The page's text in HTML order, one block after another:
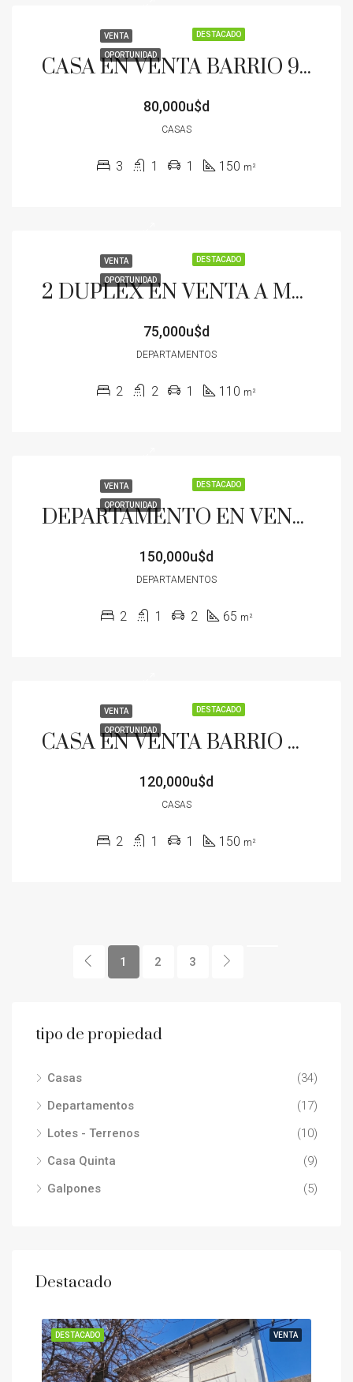
DESTACADO
VENTA
OPORTUNIDAD CASA EN VENTA BARRIO 9 DE JULIO COCHERA PATIO TERRAZA EXCELENTE UBICACION
80,000u$d
CASAS
3 1 1 150 m²
DESTACADO
VENTA
OPORTUNIDAD 2 DUPLEX EN VENTA A METROS DE AV CIRCUNVALACION Y AV ALVEAR COCHERA PATIO
75,000u$d
DEPARTAMENTOS
2 2 1 110 m²
DESTACADO
VENTA
OPORTUNIDAD DEPARTAMENTO EN VENTA CENTRICO 2 DORMITORIOS COCHERAS AMOBLADO OPORTUNIDAD FINANCIACION
150,000u$d
DEPARTAMENTOS
2 1 2 65 m²
DESTACADO
VENTA
OPORTUNIDAD CASA EN VENTA BARRIO PUEBLO NUEVO COCHERA PATIO
120,000u$d
CASAS
2 1 1 150 m²
1 2 3
tipo de propiedad
Casas
(34)
Departamentos
(17)
Lotes - Terrenos
(10)
Casa Quinta
(9)
Galpones
(5)
Destacado
VENTA
DESTACADO